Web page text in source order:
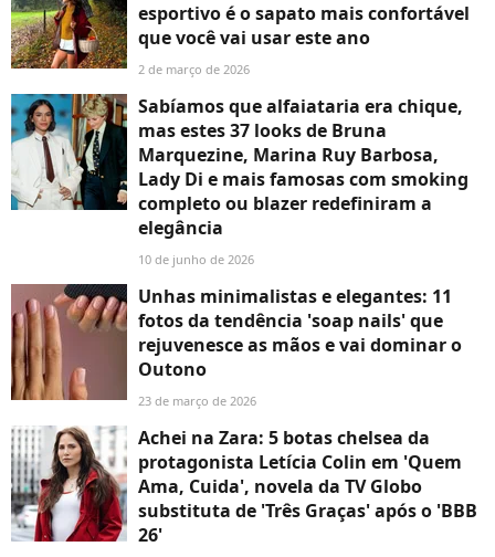
esportivo é o sapato mais confortável
que você vai usar este ano
2 de março de 2026
Sabíamos que alfaiataria era chique,
mas estes 37 looks de Bruna
Marquezine, Marina Ruy Barbosa,
Lady Di e mais famosas com smoking
completo ou blazer redefiniram a
elegância
10 de junho de 2026
Unhas minimalistas e elegantes: 11
fotos da tendência 'soap nails' que
rejuvenesce as mãos e vai dominar o
Outono
23 de março de 2026
Achei na Zara: 5 botas chelsea da
protagonista Letícia Colin em 'Quem
Ama, Cuida', novela da TV Globo
substituta de 'Três Graças' após o 'BBB
26'